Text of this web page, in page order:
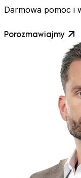
Darmowa pomoc i
Porozmawiajmy